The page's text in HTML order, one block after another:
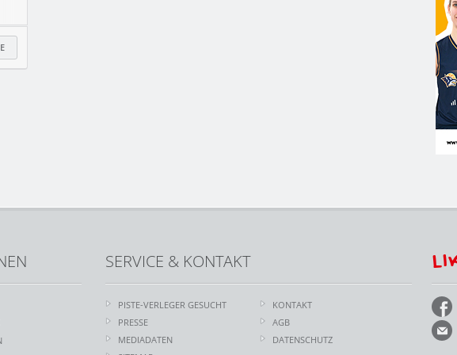
SERVICE & KONTAKT
PISTE-VERLEGER GESUCHT
PRESSE
MEDIADATEN
KONTAKT
AGB
DATENSCHUTZ